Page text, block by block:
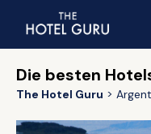
Die besten
The Hotel Guru